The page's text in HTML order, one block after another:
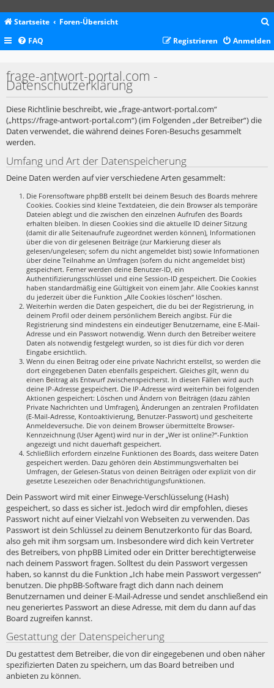
Startseite Foren-Übersicht
c
FAQ Anmelden
Registrieren
frage-antwort-portal.com -
Datenschutzerklärung
Diese Richtlinie beschreibt, wie „frage-antwort-portal.com“
(„https://frage-antwort-portal.com“) (im Folgenden „der Betreiber“) die
Daten verwendet, die während deines Foren-Besuchs gesammelt
werden.
Umfang und Art der Datenspeicherung
Deine Daten werden auf vier verschiedene Arten gesammelt:
Die Forensoftware phpBB erstellt bei deinem Besuch des Boards mehrere
Cookies. Cookies sind kleine Textdateien, die dein Browser als temporäre
Dateien ablegt und die zwischen den einzelnen Aufrufen des Boards
erhalten bleiben. In diesen Cookies sind die aktuelle ID deiner Sitzung
(damit dir alle Seitenaufrufe zugeordnet werden können), Informationen
über die von dir gelesenen Beiträge (zur Markierung dieser als
gelesen/ungelesen; sofern du nicht angemeldet bist) sowie Informationen
über deine Teilnahme an Umfragen (sofern du nicht angemeldet bist)
gespeichert. Ferner werden deine Benutzer-ID, ein
Authentifizierungsschlüssel und eine Session-ID gespeichert. Die Cookies
haben standardmäßig eine Gültigkeit von einem Jahr. Alle Cookies kannst
du jederzeit über die Funktion „Alle Cookies löschen“ löschen.
Weiterhin werden die Daten gespeichert, die du bei der Registrierung, in
deinem Profil oder deinem persönlichem Bereich angibst. Für die
Registrierung sind mindestens ein eindeutiger Benutzername, eine E-Mail-
Adresse und ein Passwort notwendig. Wenn durch den Betreiber weitere
Daten als notwendig festgelegt wurden, so ist dies für dich vor deren
Eingabe ersichtlich.
Wenn du einen Beitrag oder eine private Nachricht erstellst, so werden die
dort eingegebenen Daten ebenfalls gespeichert. Gleiches gilt, wenn du
einen Beitrag als Entwurf zwischenspeicherst. In diesen Fällen wird auch
deine IP-Adresse gespeichert. Die IP-Adresse wird weiterhin bei folgenden
Aktionen gespeichert: Löschen und Ändern von Beiträgen (dazu zählen
Private Nachrichten und Umfragen), Änderungen an zentralen Profildaten
(E-Mail-Adresse, Kontoaktivierung, Benutzer-Passwort) und gescheiterte
Anmeldeversuche. Die von deinem Browser übermittelte Browser-
Kennzeichnung (User Agent) wird nur in der „Wer ist online?“-Funktion
angezeigt und nicht dauerhaft gespeichert.
Schließlich erfordern einzelne Funktionen des Boards, dass weitere Daten
gespeichert werden. Dazu gehören dein Abstimmungsverhalten bei
Umfragen, der Gelesen-Status von deinen Beiträgen oder explizit von dir
gesetzte Lesezeichen oder Benachrichtigungsfunktionen.
Dein Passwort wird mit einer Einwege-Verschlüsselung (Hash)
gespeichert, so dass es sicher ist. Jedoch wird dir empfohlen, dieses
Passwort nicht auf einer Vielzahl von Webseiten zu verwenden. Das
Passwort ist dein Schlüssel zu deinem Benutzerkonto für das Board,
also geh mit ihm sorgsam um. Insbesondere wird dich kein Vertreter
des Betreibers, von phpBB Limited oder ein Dritter berechtigterweise
nach deinem Passwort fragen. Solltest du dein Passwort vergessen
haben, so kannst du die Funktion „Ich habe mein Passwort vergessen“
benutzen. Die phpBB-Software fragt dich dann nach deinem
Benutzernamen und deiner E-Mail-Adresse und sendet anschließend ein
neu generiertes Passwort an diese Adresse, mit dem du dann auf das
Board zugreifen kannst.
Gestattung der Datenspeicherung
Du gestattest dem Betreiber, die von dir eingegebenen und oben näher
spezifizierten Daten zu speichern, um das Board betreiben und
anbieten zu können.